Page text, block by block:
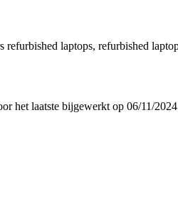
laptops, refurbished
het laatste bijgewerkt op 06/11/